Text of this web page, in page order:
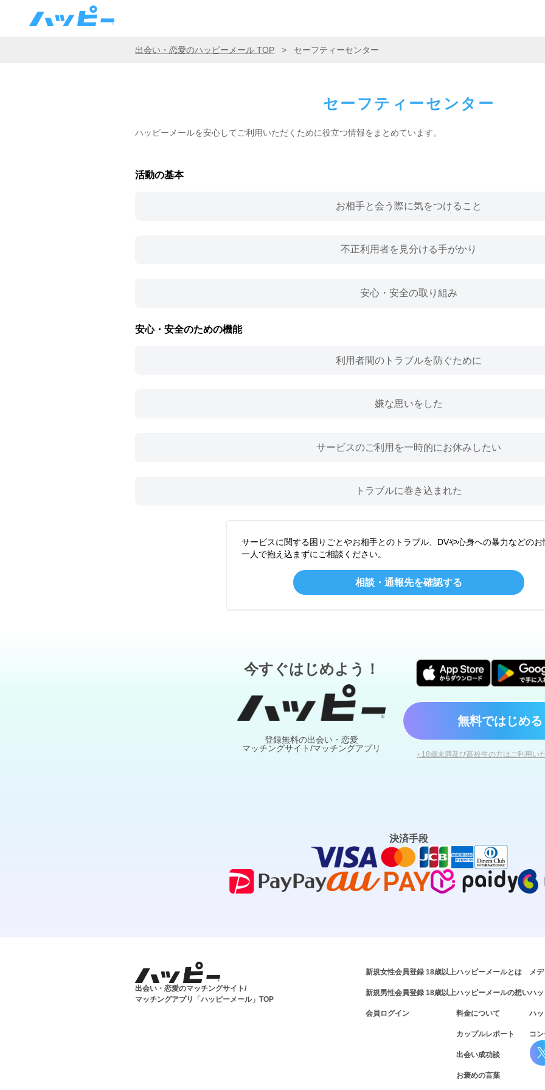
出会い・恋愛のハッピーメール TOP > セーフティーセンター
セーフティーセンター
ハッピーメールを安心してご利用いただくために役立つ情報をまとめています。
活動の基本
お相手と会う際に気をつけること
不正利用者を見分ける手がかり
安心・安全の取り組み
安心・安全のための機能
利用者間のトラブルを防ぐために
嫌な思いをした
サービスのご利用を一時的にお休みしたい
トラブルに巻き込まれた
サービスに関する困りごとやお相手とのトラブル、DVや心身への暴力などのお
一人で抱え込まずにご相談ください。
相談・通報先を確認する
今すぐはじめよう！
登録無料の出会い・恋愛
マッチングサイト/マッチングアプリ
無料ではじめる
› 18歳未満及び高校生の方はご利用い
決済手段
出会い・恋愛のマッチングサイト/
マッチングアプリ「ハッピーメール」TOP
新規女性会員登録 18歳以上
新規男性会員登録 18歳以上
会員ログイン
ハッピーメールとは
ハッピーメールの想い
料金について
カップルレポート
出会い成功談
お褒めの言葉
メ
ハ
ハ
コ